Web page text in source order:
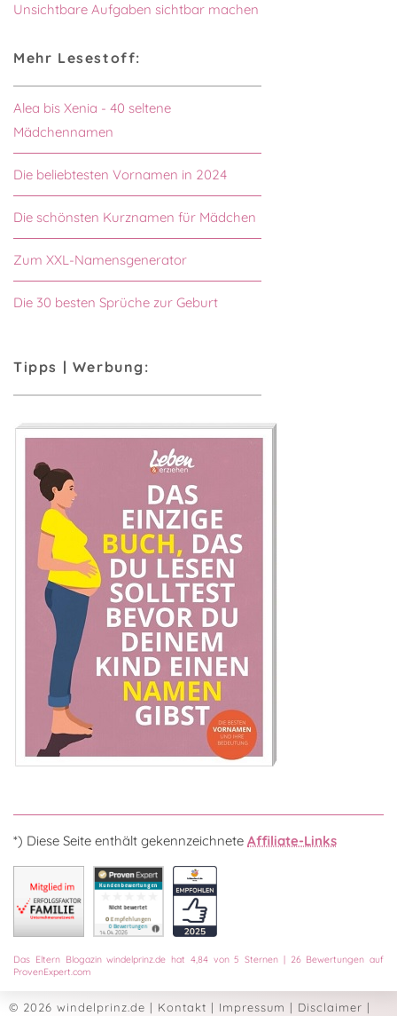
Unsichtbare Aufgaben sichtbar machen
Mehr Lesestoff:
Alea bis Xenia - 40 seltene
Mädchennamen
Die beliebtesten Vornamen in 2024
Die schönsten Kurznamen für Mädchen
Zum XXL-Namensgenerator
Die 30 besten Sprüche zur Geburt
Tipps | Werbung:
*) Diese Seite enthält gekennzeichnete Affiliate-Links
Das Eltern Blogazin windelprinz.de hat 4,84von5 Sternen | 26Bewertungen auf
ProvenExpert.com
© 2026 windelprinz.de | Kontakt | Impressum | Disclaimer |